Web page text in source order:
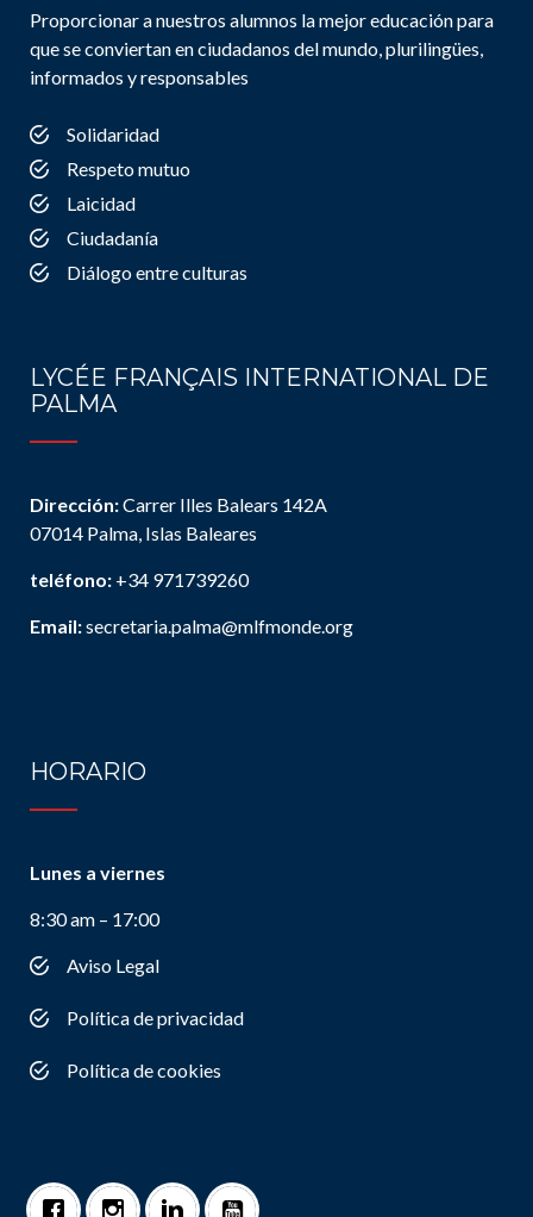
Proporcionar a nuestros alumnos la mejor educación para
que se conviertan en ciudadanos del mundo, plurilingües,
informados y responsables
Solidaridad
Respeto mutuo
Laicidad
Ciudadanía
Diálogo entre culturas
LYCÉE FRANÇAIS INTERNATIONAL DE
PALMA
Dirección:Carrer Illes Balears 142A
07014 Palma, Islas Baleares
teléfono: +34 971739260
Email:secretaria.palma@mlfmonde.org
HORARIO
Lunes a viernes
8:30 am – 17:00
Aviso Legal
Política de privacidad
Política de cookies